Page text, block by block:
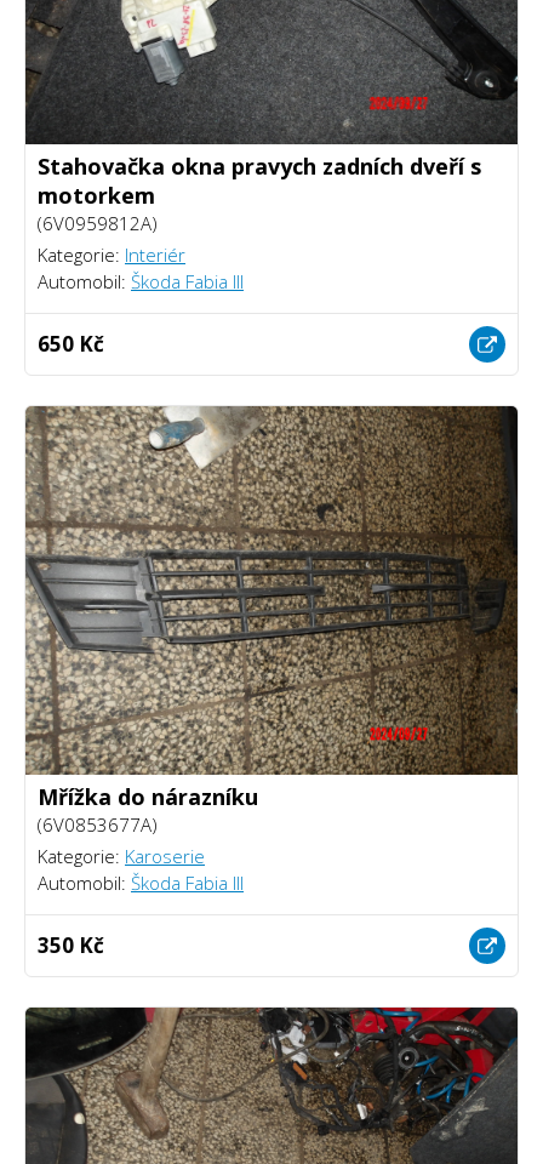
Stahovačka okna pravych zadních dveří s
motorkem
(6V0959812A)
Kategorie: Interiér
Automobil: Škoda Fabia III
650 Kč
Mřížka do nárazníku
(6V0853677A)
Kategorie: Karoserie
Automobil: Škoda Fabia III
350 Kč